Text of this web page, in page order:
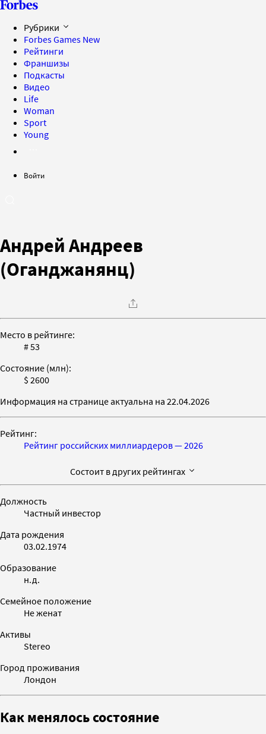
Рубрики
Forbes Games New
Рейтинги
Франшизы
Подкасты
Видео
Life
Woman
Sport
Young
Войти
Андрей Андреев
(Оганджанянц)
Место в рейтинге:
# 53
Состояние (млн):
$ 2600
Информация на странице актуальна на 22.04.2026
Рейтинг:
Рейтинг российских миллиардеров — 2026
Состоит в других рейтингах
Должность
Частный инвестор
Дата рождения
03.02.1974
Образование
н.д.
Семейное положение
Не женат
Активы
Stereo
Город проживания
Лондон
Как менялось состояние